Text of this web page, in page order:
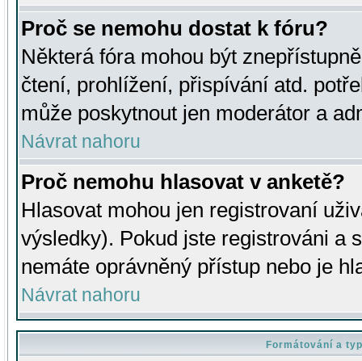
Proč se nemohu dostat k fóru?
Některá fóra mohou být
čtení, prohlížení, přispívání atd.
může poskytnout jen moderátor a
Návrat nahoru
Proč nemohu hlasovat v anketě?
Hlasovat mohou jen registrovaní
výsledky). Pokud jste registrováni a
nemáte oprávněný přístup nebo je
Návrat nahoru
Formátování a